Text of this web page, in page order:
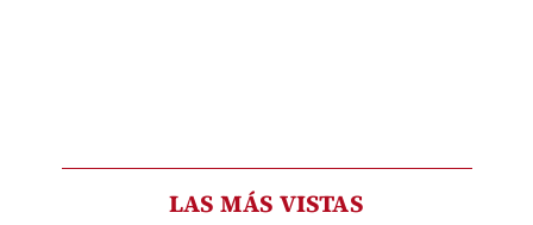
LAS MÁS VISTAS